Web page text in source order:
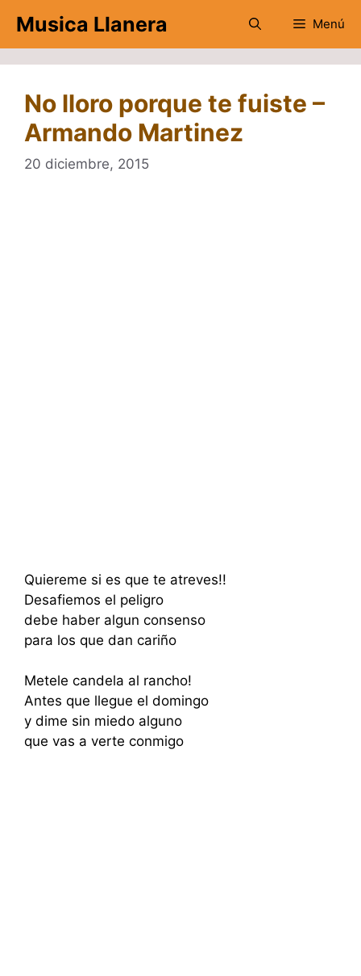
contenido
Musica Llanera Menú
No lloro porque te fuiste –
Armando Martinez
20 diciembre, 2015
Quiereme si es que te atreves!!
Desafiemos el peligro
debe haber algun consenso
para los que dan cariño
Metele candela al rancho!
Antes que llegue el domingo
y dime sin miedo alguno
que vas a verte conmigo